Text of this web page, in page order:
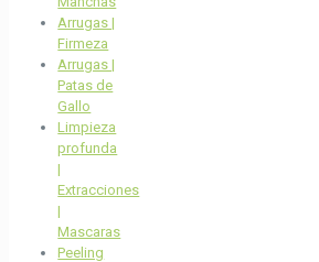
Arrugas |
Firmeza
Arrugas |
Patas de
Gallo
Limpieza
profunda
|
Extracciones
|
Mascaras
Peeling